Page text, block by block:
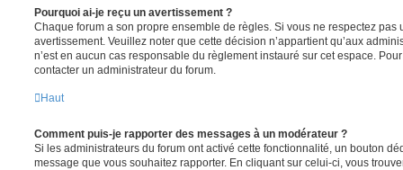
Pourquoi ai-je reçu un avertissement ?
Chaque forum a son propre ensemble de règles. Si vous ne respectez pas
avertissement. Veuillez noter que cette décision n’appartient qu’aux
n’est en aucun cas responsable du règlement instauré sur cet espace.
contacter un administrateur du forum.
Haut
Comment puis-je rapporter des messages à un modérateur ?
Si les administrateurs du forum ont activé cette fonctionnalité, un bouton
message que vous souhaitez rapporter. En cliquant sur celui-ci, vous